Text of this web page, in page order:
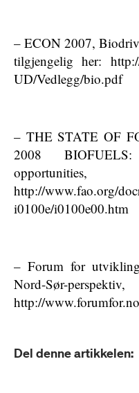
– ECON 2007,
tilgjengelig her:
UD/Vedlegg/bio.pdf
– THE STATE OF
2008
http://www.fao.org/
i0100e/i0100e00.htm
– Forum for
Nord-Sør-
http://
Del denne artikkelen: